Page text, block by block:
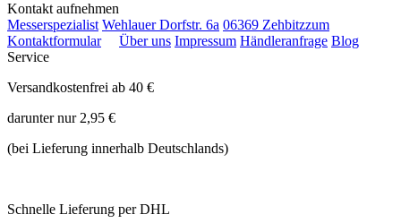
Kontakt aufnehmen
Messerspezialist Wehlauer Dorfstr. 6a 06369 Zehbitzzum
Kontaktformular
Über uns Impressum Händleranfrage Blog
Service
Versandkostenfrei ab 40 €
darunter nur 2,95 €
(bei Lieferung innerhalb Deutschlands)
Schnelle Lieferung per DHL